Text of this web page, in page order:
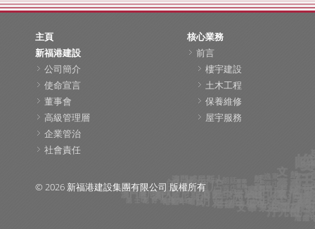
主頁
新福港建設
公司簡介
使命宣言
董事會
高級管理層
企業管治
社會責任
核心業務
前言
樓宇建設
土木工程
保養維修
屋宇服務
© 2026 新福港建設集團有限公司 版權所有